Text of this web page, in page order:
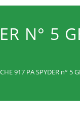
N° 5
917 PA SPYDER n° 5